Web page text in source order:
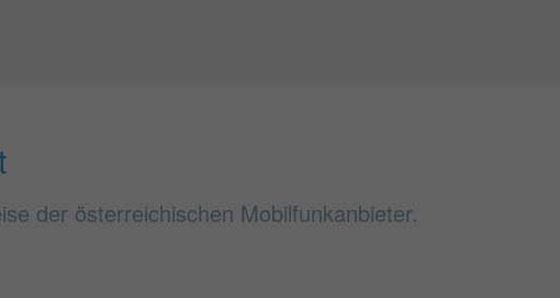
der österreichischen Mobilfunkanbieter.